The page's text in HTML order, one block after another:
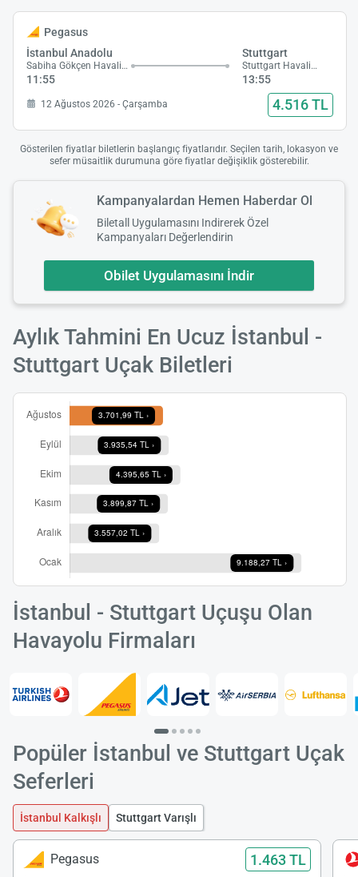
Pegasus
İstanbul Anadolu
Sabiha Gökçen Havalimanı
11:55
Stuttgart
Stuttgart Havalimanı
13:55
12 Ağustos 2026 - Çarşamba 4.516 TL
Gösterilen fiyatlar biletlerin başlangıç fiyatlarıdır. Seçilen tarih, lokasyon ve
sefer müsaitlik durumuna göre fiyatlar değişiklik gösterebilir.
Kampanyalardan Hemen Haberdar Ol
Biletall Uygulamasını Indirerek Özel
Kampanyaları Değerlendirin
Obilet Uygulamasını İndir
Aylık Tahmini En Ucuz İstanbul -
Stuttgart Uçak Biletleri
İstanbul - Stuttgart Uçuşu Olan
Havayolu Firmaları
Popüler İstanbul ve Stuttgart Uçak
Seferleri
İstanbul Kalkışlı Stuttgart Varışlı
Pegasus 1.463 TL